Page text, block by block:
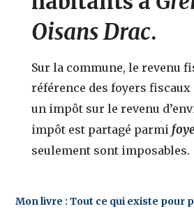
Oisans Drac.
Sur la commune, le revenu
référence des foyers
un impôt sur le revenu
impôt est partagé parmi
seulement sont imposables.
Mon livre : Tout ce qui existe pour